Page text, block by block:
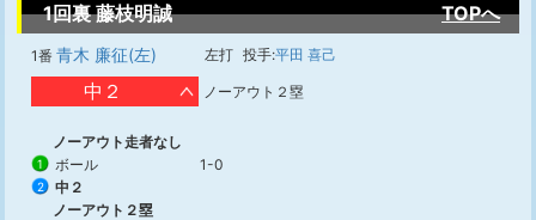
1回裏 藤枝明誠 TOPへ
1番 青木 廉征(左) 左打 投手:平田 喜己
中２ ノーアウト２塁
ノーアウト走者なし
1 ボール 1-0
2
中２
ノーアウト２塁